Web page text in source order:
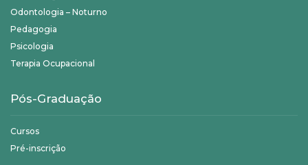
Odontologia – Noturno
Pedagogia
Psicologia
Terapia Ocupacional
Pós-Graduação
Cursos
Pré-inscrição